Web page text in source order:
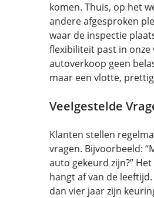
komen. Thuis, op het
andere afgesproken
waar de inspectie
flexibiliteit past in onze
autoverkoop geen
maar een vlotte,
Veelgestelde
Klanten stellen
vragen. Bijvoorbeeld:
auto gekeurd zijn?”
hangt af van de
dan vier jaar zijn